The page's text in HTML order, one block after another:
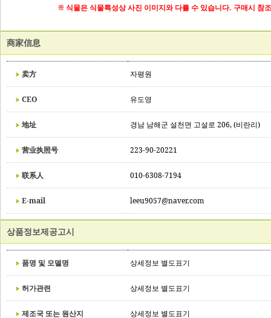
※ 식물은 식물특성상 사진 이미지와 다를 수 있습니다. 구매시 참
商家信息
卖方 자평원
CEO 유도영
地址 경남 남해군 설천면 고설로 206, (비란리)
营业执照号 223-90-20221
联系人 010-6308-7194
E-mail leeu9057@naver.com
상품정보제공고시
품명 및 모델명 상세정보 별도표기
허가관련 상세정보 별도표기
제조국 또는 원산지 상세정보 별도표기